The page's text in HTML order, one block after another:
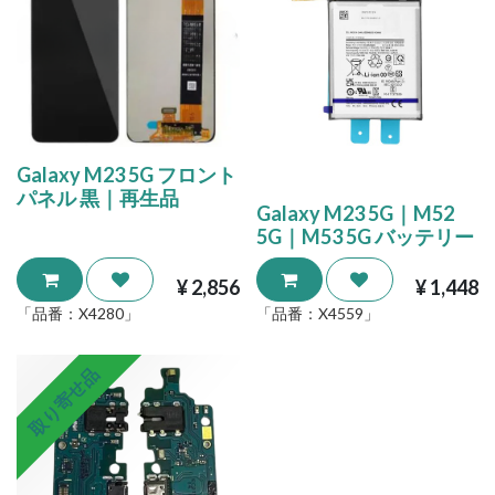
Galaxy M23 5G フロント
パネル 黒｜再生品
¥2,856
「品番： X4280 」
Galaxy M23 5G｜M52
5G｜M53 5G バッテリー
¥1,448
「品番： X4559 」
取り寄せ品